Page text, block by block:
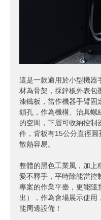
這是一款適用於小型機器
材為骨架，採鋅板外表包
漆鐵板，當作機器手臂固
鎖孔，作為機構、治具螺
的空間，下層可收納控制
件，背板有15公分直徑圓
散熱容易。
整體的黑色工業風，加上
愛不釋手，平時除能當控
專案的作業平臺，更能隨
出），作為會場展示使用
能周邊設備！